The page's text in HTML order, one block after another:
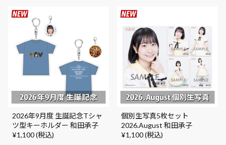
2026年9月度 生誕記念Tシャ
ツ型キーホルダー 和田承子
¥1,100 (税込)
個別生写真5枚セット
2026.August 和田承子
¥1,100 (税込)